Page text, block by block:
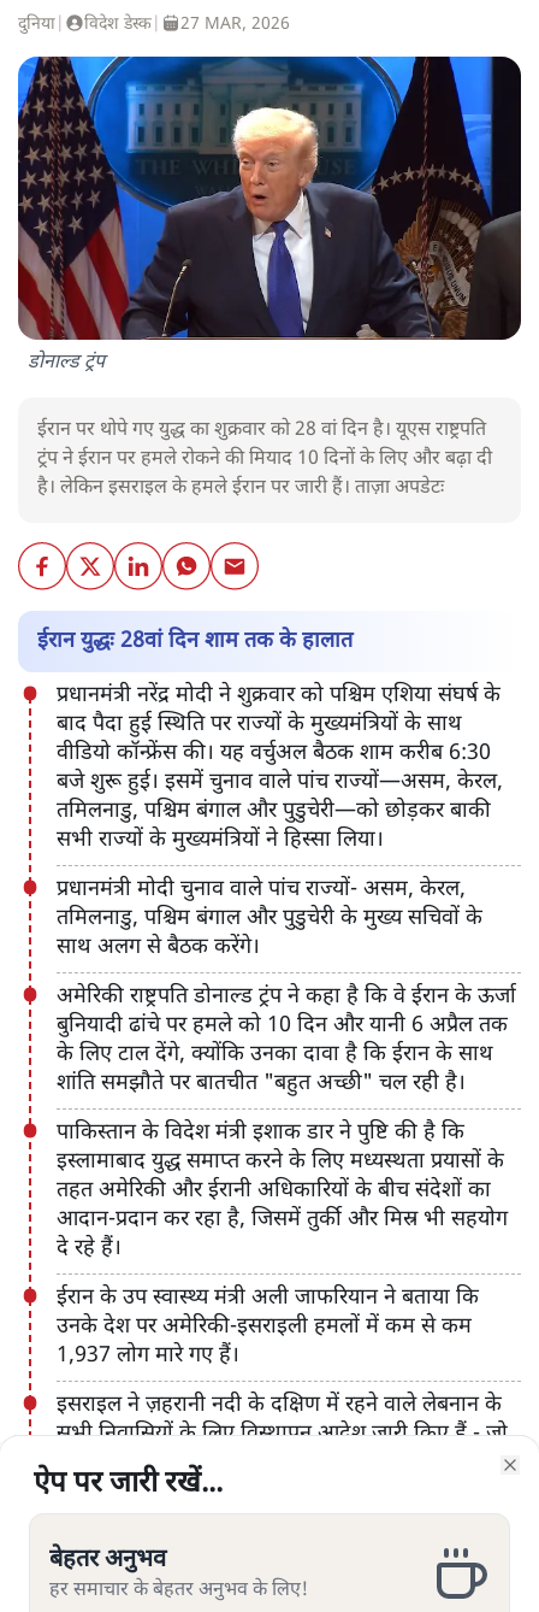
दुनिया विदेश डेस्क 27 MAR, 2026
डोनाल्ड ट्रंप
ईरान पर थोपे गए युद्ध का शुक्रवार को 28 वां दिन है। यूएस राष्ट्रपति
ट्रंप ने ईरान पर हमले रोकने की मियाद 10 दिनों के लिए और बढ़ा दी
है। लेकिन इसराइल के हमले ईरान पर जारी हैं। ताज़ा अपडेटः
ईरान युद्धः 28वां दिन शाम तक के हालात
प्रधानमंत्री नरेंद्र मोदी ने शुक्रवार को पश्चिम एशिया संघर्ष के
बाद पैदा हुई स्थिति पर राज्यों के मुख्यमंत्रियों के साथ
वीडियो कॉन्फ्रेंस की। यह वर्चुअल बैठक शाम करीब 6:30
बजे शुरू हुई। इसमें चुनाव वाले पांच राज्यों—असम, केरल,
तमिलनाडु, पश्चिम बंगाल और पुडुचेरी—को छोड़कर बाकी
सभी राज्यों के मुख्यमंत्रियों ने हिस्सा लिया।
प्रधानमंत्री मोदी चुनाव वाले पांच राज्यों- असम, केरल,
तमिलनाडु, पश्चिम बंगाल और पुडुचेरी के मुख्य सचिवों के
साथ अलग से बैठक करेंगे।
अमेरिकी राष्ट्रपति डोनाल्ड ट्रंप ने कहा है कि वे ईरान के ऊर्जा
बुनियादी ढांचे पर हमले को 10 दिन और यानी 6 अप्रैल तक
के लिए टाल देंगे, क्योंकि उनका दावा है कि ईरान के साथ
शांति समझौते पर बातचीत "बहुत अच्छी" चल रही है।
पाकिस्तान के विदेश मंत्री इशाक डार ने पुष्टि की है कि
इस्लामाबाद युद्ध समाप्त करने के लिए मध्यस्थता प्रयासों के
तहत अमेरिकी और ईरानी अधिकारियों के बीच संदेशों का
आदान-प्रदान कर रहा है, जिसमें तुर्की और मिस्र भी सहयोग
दे रहे हैं।
ईरान के उप स्वास्थ्य मंत्री अली जाफरियान ने बताया कि
उनके देश पर अमेरिकी-इसराइली हमलों में कम से कम
1,937 लोग मारे गए हैं।
इसराइल ने ज़हरानी नदी के दक्षिण में रहने वाले लेबनान के
सभी निवासियों के लिए विस्थापन आदेश जारी किए हैं - जो
इसराइल की सीमा से लगभग 50 किमी (31 मील) दूर स्थित
है - क्योंकि लेबनान के स्वास्थ्य मंत्रालय ने 2 मार्च से
इजरायली हमलों में 1,100 से अधिक लोगों के मारे जाने की
रिपोर्ट दी है।
ईरान के रिवोल्यूशनरी गार्ड्स ने तीन जहाजों को होर्मुज
ऐप पर जारी रखें...
बेहतर अनुभव
हर समाचार के बेहतर अनुभव के लिए!
ऐप पर जारी रखें...
बेहतर अनुभव
हर समाचार के बेहतर अनुभव के लिए!
ऐप पर जारी रखें...
बेहतर अनुभव
हर समाचार के बेहतर अनुभव के लिए!
ऐप पर जारी रखें...
बेहतर अनुभव
हर समाचार के बेहतर अनुभव के लिए!
ऐप पर जारी रखें...
बेहतर अनुभव
हर समाचार के बेहतर अनुभव के लिए!
ऐप पर जारी रखें...
बेहतर अनुभव
हर समाचार के बेहतर अनुभव के लिए!
ऐप पर जारी रखें...
बेहतर अनुभव
हर समाचार के बेहतर अनुभव के लिए!